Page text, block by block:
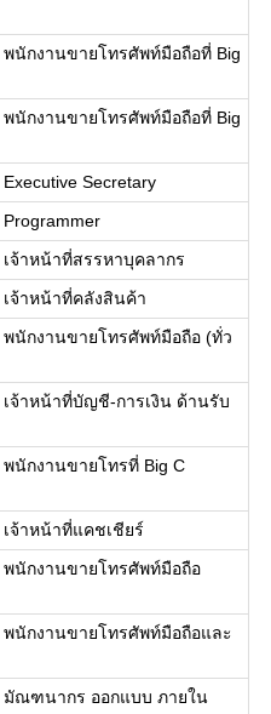
พนักงานขายโทรศัพท์มือถือที่ Big
พนักงานขายโทรศัพท์มือถือที่ Big
Executive Secretary
Programmer
เจ้าหน้าที่สรรหาบุคลากร
เจ้าหน้าที่คลังสินค้า
พนักงานขายโทรศัพท์มือถือ (ทั่ว
เจ้าหน้าที่บัญชี-การเงิน ด้านรับ
พนักงานขายโทรที่ Big C
เจ้าหน้าที่แคชเชียร์
พนักงานขายโทรศัพท์มือถือ
พนักงานขายโทรศัพท์มือถือและ
มัณฑนากร ออกแบบ ภายใน